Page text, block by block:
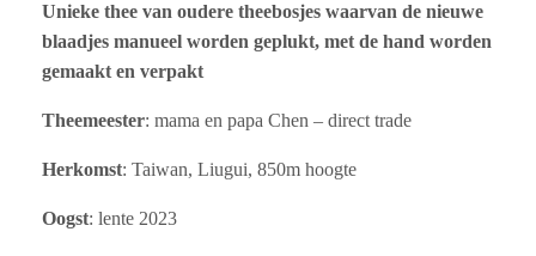
Unieke thee van oudere theebosjes waarvan de nieuwe
blaadjes manueel worden geplukt, met de hand worden
gemaakt en verpakt
Theemeester: mama en papa Chen – direct trade
Herkomst: Taiwan, Liugui, 850m hoogte
Oogst: lente 2023